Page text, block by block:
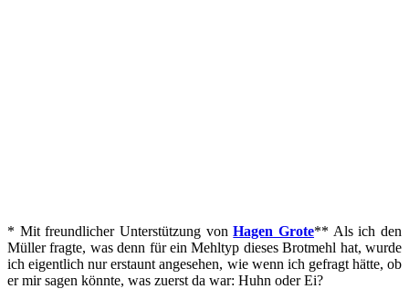
* Mit freundlicher Unterstützung vonHagen Grote** Als ich den
Müller fragte, was denn für ein Mehltyp dieses Brotmehl hat, wurde
ich eigentlich nur erstaunt angesehen, wie wenn ich gefragt hätte, ob
er mir sagen könnte, was zuerst da war: Huhn oder Ei?